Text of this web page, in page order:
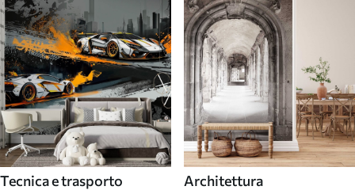
Tecnica e trasporto Architettura